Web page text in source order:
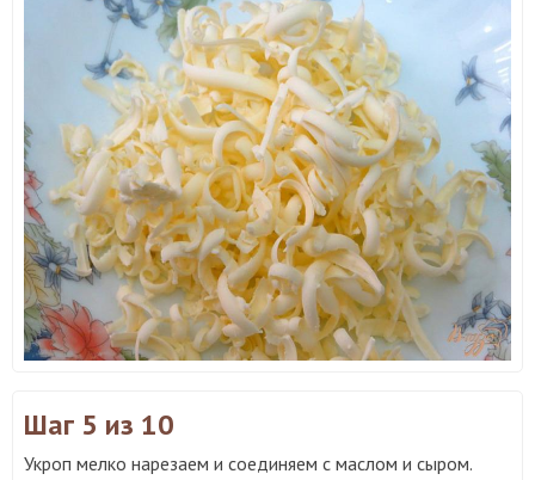
Шаг 5 из 10
Укроп мелко нарезаем и соединяем с маслом и сыром.